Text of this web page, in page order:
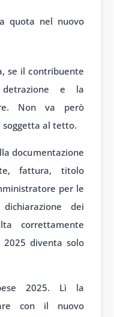
quota nel nuovo
se il contribuente
e la
Non va però
soggetta al tetto.
documentazione
fattura, titolo
per le
dei
correttamente
diventa solo
2025. Lì la
con il nuovo